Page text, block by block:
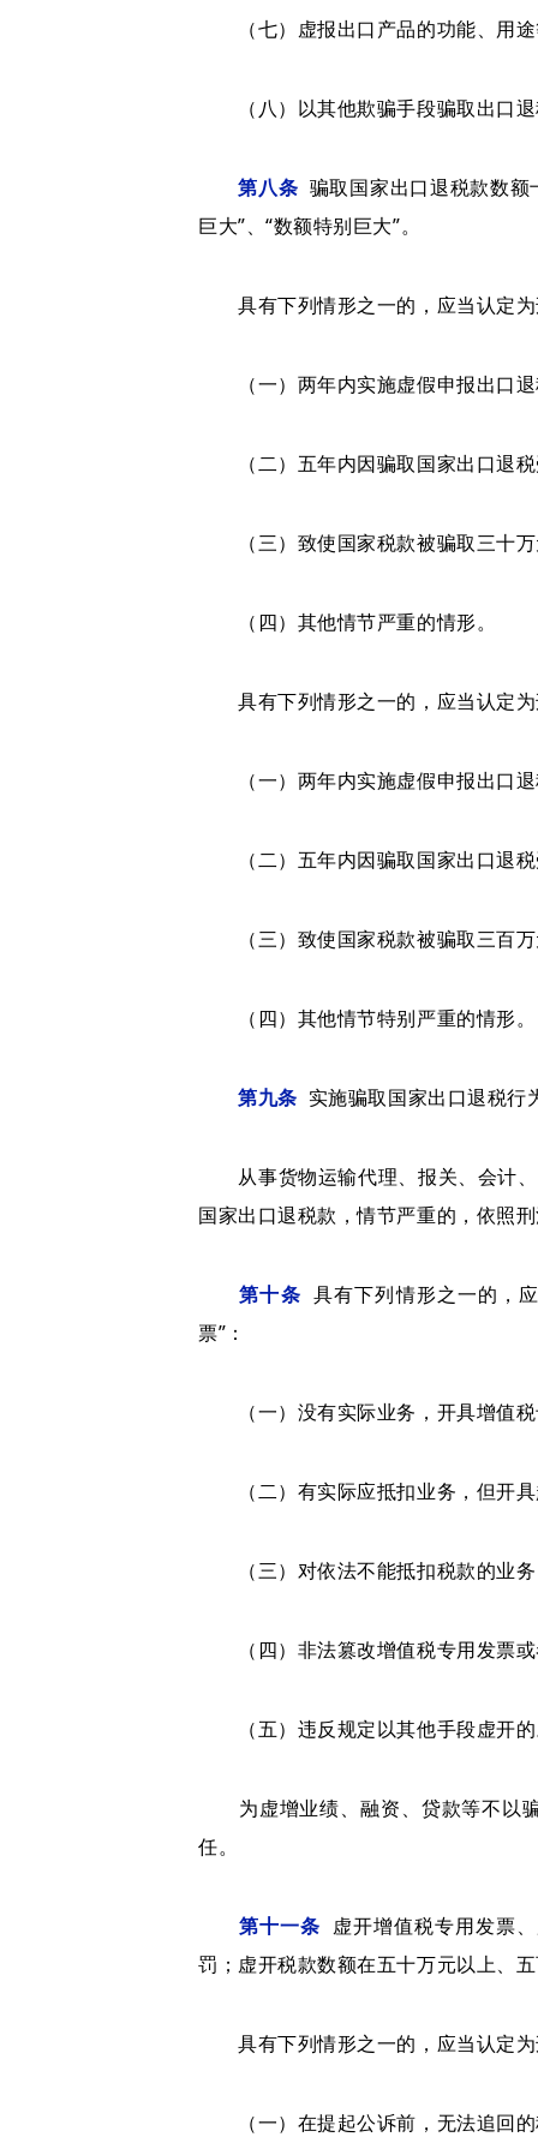
（七）虚报出口产品的功能、用途
（八）以其他欺骗手段骗取出口退
第八条 骗取国家出口退税款数
巨大”、“数额特别巨大”。
具有下列情形之一的，应当认定为
（一）两年内实施虚假申报出口退
（二）五年内因骗取国家出口退税
（三）致使国家税款被骗取三十万
（四）其他情节严重的情形。
具有下列情形之一的，应当认定为
（一）两年内实施虚假申报出口退
（二）五年内因骗取国家出口退税
（三）致使国家税款被骗取三百万
（四）其他情节特别严重的情形。
第九条 实施骗取国家出口退税行
从事货物运输代理、报关、会计、
国家出口退税款，情节严重的，依照
第十条 具有下列情形之一的，
票”：
（一）没有实际业务，开具增值税
（二）有实际应抵扣业务，但开具
（三）对依法不能抵扣税款的业务
（四）非法篡改增值税专用发票或
（五）违反规定以其他手段虚开
为虚增业绩、融资、贷款等不以骗
任。
第十一条 虚开增值税专用发票
罚；虚开税款数额在五十万元以上、
具有下列情形之一的，应当认定为
（一）在提起公诉前，无法追回的